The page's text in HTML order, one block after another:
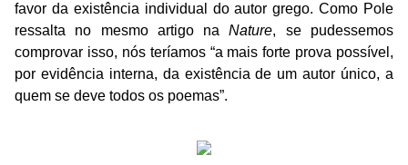
favor da existência individual do autor grego. Como Pole
ressalta no mesmo artigo naNature, se pudessemos
comprovar isso, nós teríamos “a mais forte prova possível,
por evidência interna, da existência de um autor único, a
quem se deve todos os poemas”.